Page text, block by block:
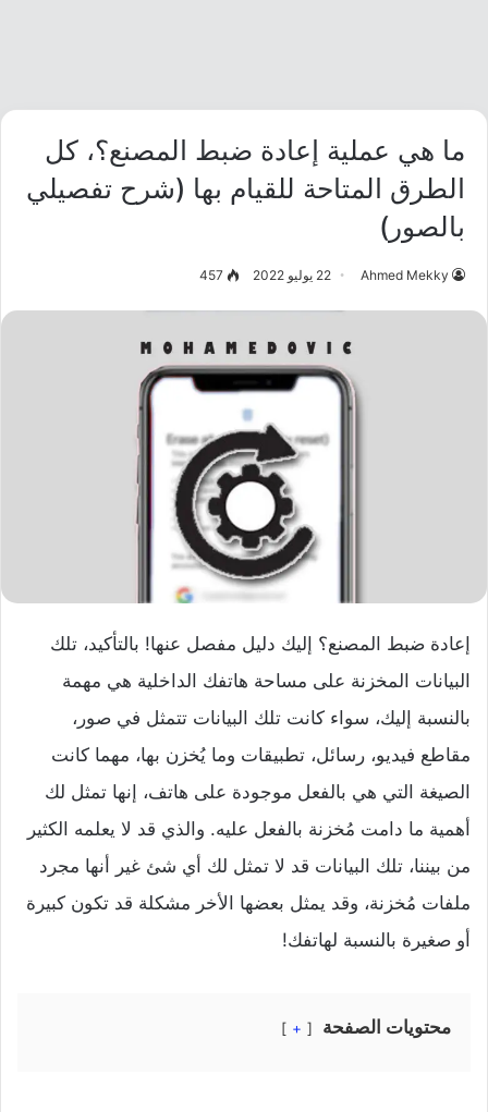
ما هي عملية إعادة ضبط المصنع؟، كل
الطرق المتاحة للقيام بها (شرح تفصيلي
بالصور)
Ahmed Mekky 22 يوليو 2022 457
إعادة ضبط المصنع؟ إليك دليل مفصل عنها! بالتأكيد، تلك
البيانات المخزنة على مساحة هاتفك الداخلية هي مهمة
بالنسبة إليك، سواء كانت تلك البيانات تتمثل في صور،
مقاطع فيديو، رسائل، تطبيقات وما يُخزن بها، مهما كانت
الصيغة التي هي بالفعل موجودة على هاتف، إنها تمثل لك
أهمية ما دامت مُخزنة بالفعل عليه. والذي قد لا يعلمه الكثير
من بيننا، تلك البيانات قد لا تمثل لك أي شئ غير أنها مجرد
ملفات مُخزنة، وقد يمثل بعضها الأخر مشكلة قد تكون كبيرة
أو صغيرة بالنسبة لهاتفك!
محتويات الصفحة +